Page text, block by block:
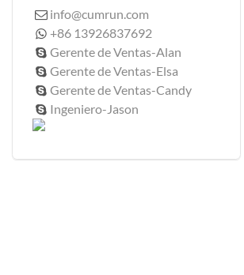
 info@cumrun.com
 +86 13926837692
 Gerente de Ventas-Alan
 Gerente de Ventas-Elsa
 Gerente de Ventas-Candy
 Ingeniero-Jason